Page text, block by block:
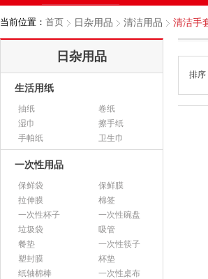
当前位置： 首页 日杂用品 清洁用品 清洁手
日杂用品
生活用纸
抽纸
卷纸
湿巾
擦手纸
手帕纸
卫生巾
一次性用品
保鲜袋
保鲜膜
拉伸膜
棉签
一次性杯子
一次性碗盘
垃圾袋
吸管
餐垫
一次性筷子
塑封膜
杯垫
纸轴棉棒
一次性桌布
排序